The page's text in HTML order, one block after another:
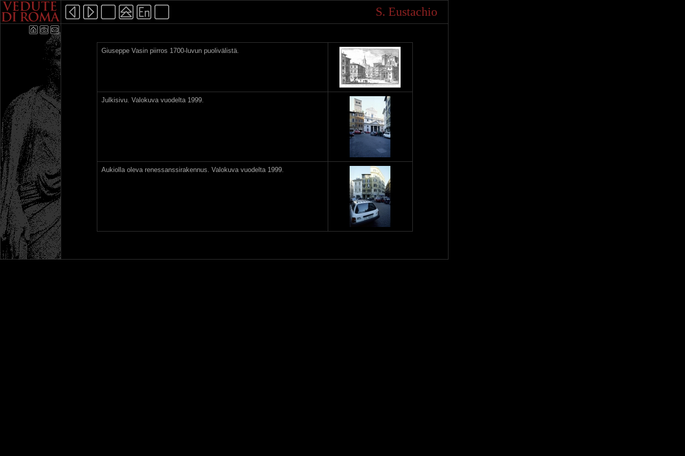
S. Eustachio
Giuseppe Vasin piirros 1700-luvun puolivälistä.
Julkisivu. Valokuva vuodelta 1999.
Aukiolla oleva renessanssirakennus. Valokuva vuodelta 1999.